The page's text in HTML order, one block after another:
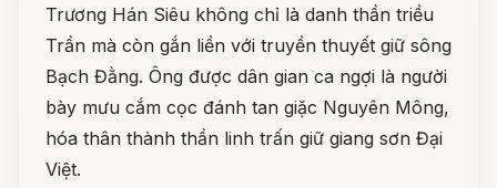
Trương Hán Siêu không chỉ là danh thần triều
Trần mà còn gắn liền với truyền thuyết giữ sông
Bạch Đằng. Ông được dân gian ca ngợi là người
bày mưu cắm cọc đánh tan giặc Nguyên Mông,
hóa thân thành thần linh trấn giữ giang sơn Đại
Việt.